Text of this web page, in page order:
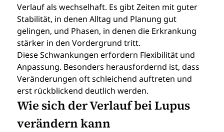
Verlauf als wechselhaft. Es gibt Zeiten mit guter
Stabilität, in denen Alltag und Planung gut
gelingen, und Phasen, in denen die Erkrankung
stärker in den Vordergrund tritt.
Diese Schwankungen erfordern Flexibilität und
Anpassung. Besonders herausfordernd ist, dass
Veränderungen oft schleichend auftreten und
erst rückblickend deutlich werden.
Wie sich der Verlauf bei Lupus
verändern kann